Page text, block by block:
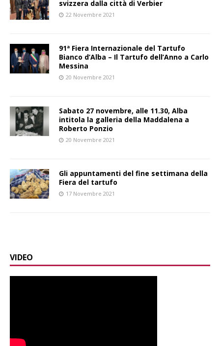
svizzera dalla città di Verbier
22 Novembre 2021
91ª Fiera Internazionale del Tartufo
Bianco d’Alba – Il Tartufo dell’Anno a Carlo
Messina
20 Novembre 2021
Sabato 27 novembre, alle 11.30, Alba
intitola la galleria della Maddalena a
Roberto Ponzio
20 Novembre 2021
Gli appuntamenti del fine settimana della
Fiera del tartufo
17 Novembre 2021
VIDEO